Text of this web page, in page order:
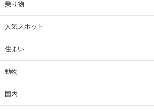
乗り物
人気スポット
住まい
動物
国内